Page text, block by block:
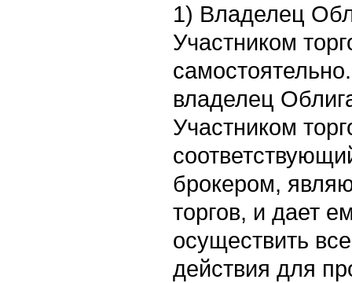
1) Владелец
Участником
владелец
Участником
брокером,
торгов, и дает
осуществить
действия для